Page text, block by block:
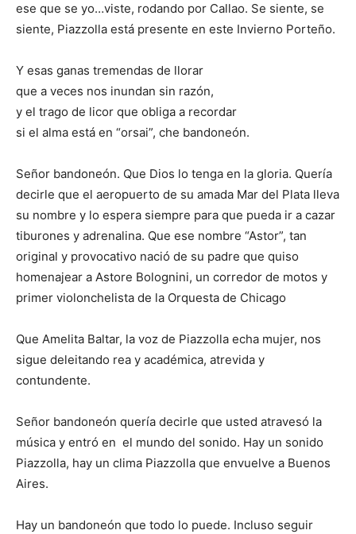
ese que se yo…viste, rodando por Callao. Se siente, se
siente, Piazzolla está presente en este Invierno Porteño.
Y esas ganas tremendas de llorar
que a veces nos inundan sin razón,
y el trago de licor que obliga a recordar
si el alma está en “orsai”, che bandoneón.
Señor bandoneón. Que Dios lo tenga en la gloria. Quería
decirle que el aeropuerto de su amada Mar del Plata lleva
su nombre y lo espera siempre para que pueda ir a cazar
tiburones y adrenalina. Que ese nombre “Astor”, tan
original y provocativo nació de su padre que quiso
homenajear a Astore Bolognini, un corredor de motos y
primer violonchelista de la Orquesta de Chicago
Que Amelita Baltar, la voz de Piazzolla echa mujer, nos
sigue deleitando rea y académica, atrevida y
contundente.
Señor bandoneón quería decirle que usted atravesó la
música y entró en el mundo del sonido. Hay un sonido
Piazzolla, hay un clima Piazzolla que envuelve a Buenos
Aires.
Hay un bandoneón que todo lo puede. Incluso seguir